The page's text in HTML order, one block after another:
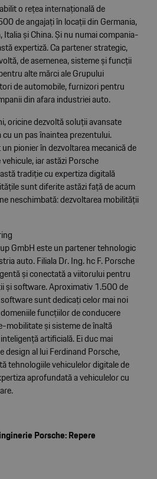
o rețea internațională de
de angajați în locații din Germania,
Italia și China. Și nu numai compania-
expertiză. Ca partener strategic,
de asemenea, sisteme și funcții
alte mărci ale Grupului
de automobile, furnizori pentru
din afara industriei auto.
oricine dezvoltă soluții avansate
un pas înaintea prezentului.
pionier în dezvoltarea mecanică de
iar astăzi Porsche
tradiție cu expertiza digitală
sunt diferite astăzi față de acum
neschimbată: dezvoltarea mobilității
GmbH este un partener tehnologic
auto. Filiala Dr. Ing. hc F. Porsche
și conectată a viitorului pentru
și software. Aproximativ 1.500 de
sunt dedicați celor mai noi
funcțiilor de conducere
mobilitate și sisteme de înaltă
artificială. Ei duc mai
design al lui Ferdinand Porsche,
tehnologiile vehiculelor digitale de
aprofundată a vehiculelor cu
Porsche: Repere